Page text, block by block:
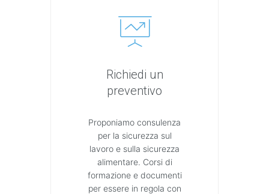
Richiedi un
preventivo
Proponiamo consulenza
per la sicurezza sul
lavoro e sulla sicurezza
alimentare. Corsi di
formazione e documenti
per essere in regola con